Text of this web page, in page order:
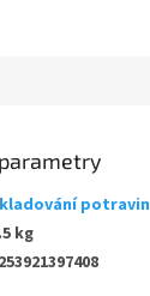
potravin
kg